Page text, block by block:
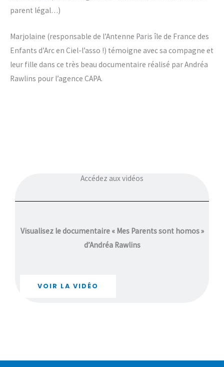
parent légal…)
Marjolaine (responsable de l’Antenne Paris île de France des
Enfants d’Arc en Ciel-l’asso !) témoigne avec sa compagne et
leur fille dans ce très beau documentaire réalisé par Andréa
Rawlins pour l’agence CAPA.
Accédez aux vidéos
Visualisez le documentaire « Mes Parents sont homos »
d’Andréa Rawlins
VOIR LA VIDÉO